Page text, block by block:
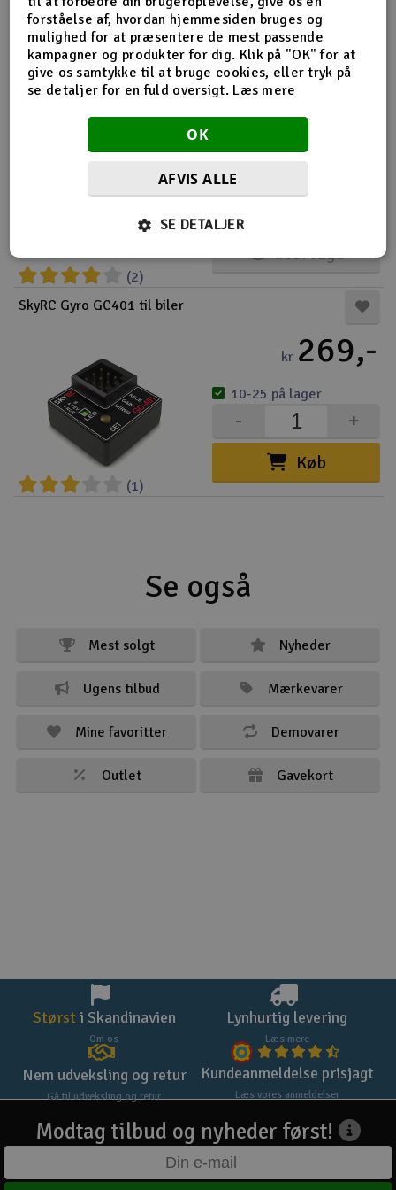
Overvåge
ReveD REVOX Drift Performance Styregyro Sort
(2)
kr995,-
Overvåge
Udsolgt
SkyRC Gyro GC401 til biler
(1)
kr 269,-
Køb
+
-
10-25 på lager
Se også
Mest solgt Nyheder
Ugens tilbud Mærkevarer
Mine favoritter Demovarer
Outlet Gavekort
Størst i Skandinavien
Om os
Lynhurtig levering
Læs mere
Nem udveksling og retur
Gå til udveksling og retur
Kundeanmeldelse prisjagt
Læs vores anmeldelser
Modtag tilbud og nyheder først!
forståelse af, hvordan hjemmesiden bruges og
mulighed for at præsentere de mest passende
kampagner og produkter for dig. Klik på "OK" for at
give os samtykke til at bruge cookies, eller tryk på
se detaljer for en fuld oversigt. Læs mere
OK
AFVIS ALLE
SE DETALJER